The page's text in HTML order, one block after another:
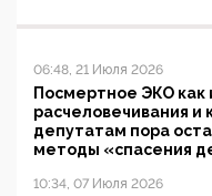
06:48, 21 Июля 2026
Посмертное ЭКО как
расчеловечивания и
депутатам пора
методы «спасения
10:34, 07 Июля 2026